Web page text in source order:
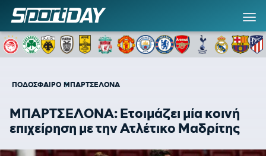
ΠΟΔΟΣΦΑΙΡΟ ΜΠΑΡΤΣΕΛΟΝΑ
ΜΠΑΡΤΣΕΛΟΝΑ: Ετοιμάζει μία κοινή
επιχείρηση με την Ατλέτικο Μαδρίτης